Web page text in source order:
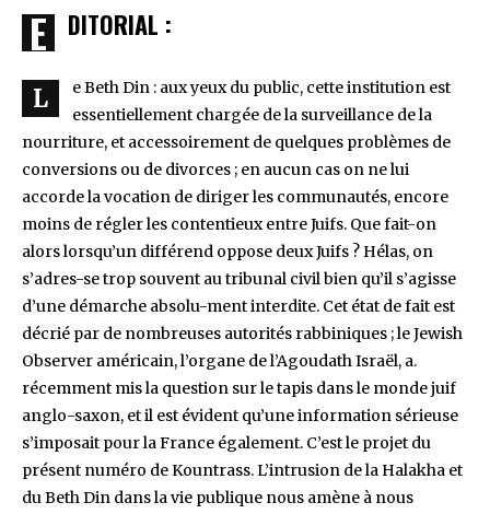
EDITORIAL :
L
e Beth Din : aux yeux du public, cette institution est
essentiellement chargée de la surveillance de la
nourriture, et accessoirement de quelques problèmes de
conversions ou de divorces ; en aucun cas on ne lui
accorde la vocation de diriger les communautés, encore
moins de régler les contentieux entre Juifs. Que fait-on
alors lorsqu’un différend oppose deux Juifs ? Hélas, on
s’adres-se trop souvent au tribunal civil bien qu’il s’agisse
d’une démarche absolu-ment interdite. Cet état de fait est
décrié par de nombreuses autorités rabbiniques ; le Jewish
Observer américain, l’organe de l’Agoudath Israël, a.
récemment mis la question sur le tapis dans le monde juif
anglo-saxon, et il est évident qu’une information sérieuse
s’imposait pour la France également. C’est le projet du
présent numéro de Kountrass. L’intrusion de la Halakha et
du Beth Din dans la vie publique nous amène à nous